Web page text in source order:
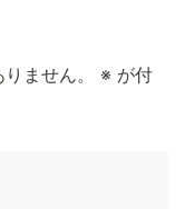
ません。 ※ が付